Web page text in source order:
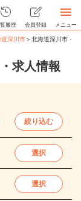
履歴 会員登録 メニュー
道深川市＞北海道深川市・
求人情報
絞り込む
選択
選択